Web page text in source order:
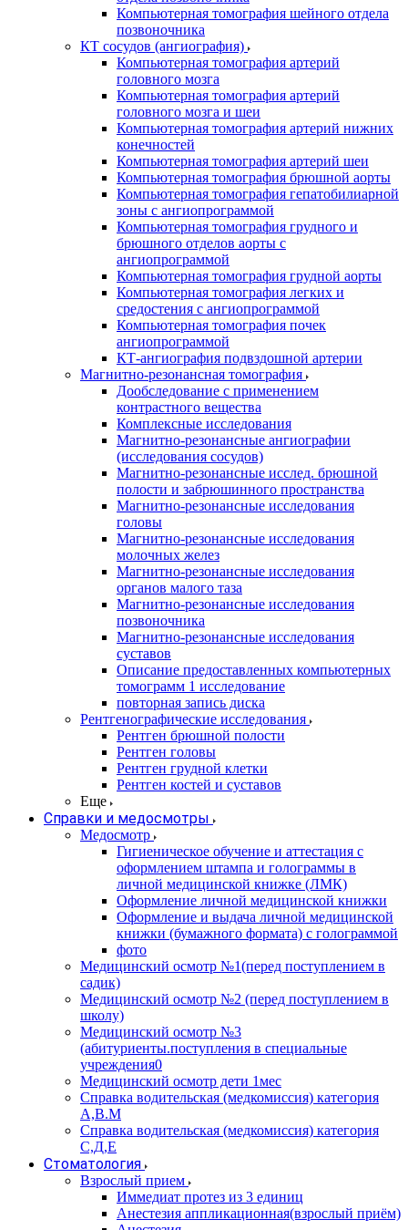
Компьютерная томография шейного отдела
позвоночника
КТ сосудов (ангиография)
Компьютерная томография артерий
головного мозга
Компьютерная томография артерий
головного мозга и шеи
Компьютерная томография артерий нижних
конечностей
Компьютерная томография артерий шеи
Компьютерная томография брюшной аорты
Компьютерная томография гепатобилиарной
зоны с ангиопрограммой
Компьютерная томография грудного и
брюшного отделов аорты с
ангиопрограммой
Компьютерная томография грудной аорты
Компьютерная томография легких и
средостения с ангиопрограммой
Компьютерная томография почек
ангиопрограммой
КТ-ангиография подвздошной артерии
Магнитно-резонансная томография
Дообследование с применением
контрастного вещества
Комплексные исследования
Магнитно-резонансные ангиографии
(исследования сосудов)
Магнитно-резонансные исслед. брюшной
полости и забрюшинного пространства
Магнитно-резонансные исследования
головы
Магнитно-резонансные исследования
молочных желез
Магнитно-резонансные исследования
органов малого таза
Магнитно-резонансные исследования
позвоночника
Магнитно-резонансные исследования
суставов
Описание предоставленных компьютерных
томограмм 1 исследование
повторная запись диска
Рентгенографические исследования
Рентген брюшной полости
Рентген головы
Рентген грудной клетки
Рентген костей и суставов
Еще
Справки и медосмотры
Медосмотр
Гигиеническое обучение и аттестация с
оформлением штампа и голограммы в
личной медицинской книжке (ЛМК)
Оформление личной медицинской книжки
Оформление и выдача личной медицинской
книжки (бумажного формата) с голограммой
фото
Медицинский осмотр №1(перед поступлением в
садик)
Медицинский осмотр №2 (перед поступлением в
школу)
Медицинский осмотр №3
(абитуриенты.поступления в специальные
учреждения0
Медицинский осмотр дети 1мес
Справка водительская (медкомиссия) категория
А,В.М
Справка водительская (медкомиссия) категория
С,Д,Е
Стоматология
Взрослый прием
Иммедиат протез из 3 единиц
Анестезия аппликационная(взрослый приём)